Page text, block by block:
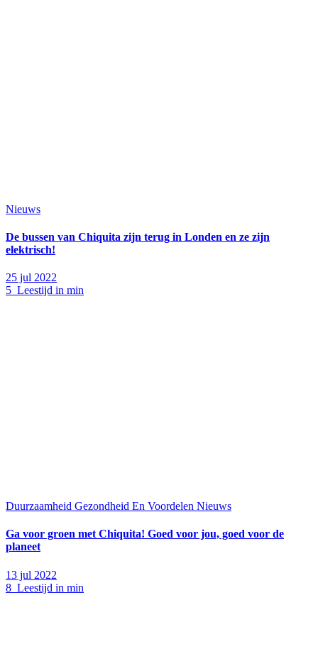
Nieuws
De bussen van Chiquita zijn terug in Londen en ze zijn
elektrisch!
25 jul 2022
5 Leestijd in min
Duurzaamheid Gezondheid En Voordelen Nieuws
Ga voor groen met Chiquita! Goed voor jou, goed voor de
planeet
13 jul 2022
8 Leestijd in min